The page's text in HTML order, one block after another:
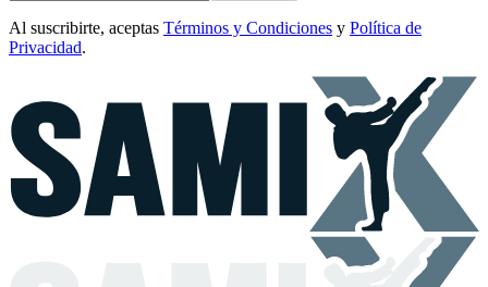
Al suscribirte, aceptas Términos y Condiciones y Política de
Privacidad.